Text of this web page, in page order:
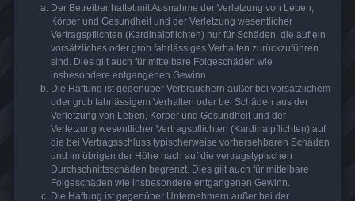
Der Betreiber haftet mit Ausnahme der Verletzung von Leben,
Körper und Gesundheit und der Verletzung wesentlicher
Vertragspflichten (Kardinalpflichten) nur für Schäden, die auf ein
vorsätzliches oder grob fahrlässiges Verhalten zurückzuführen
sind. Dies gilt auch für mittelbare Folgeschäden wie
insbesondere entgangenen Gewinn.
Die Haftung ist gegenüber Verbrauchern außer bei vorsätzlichem
oder grob fahrlässigem Verhalten oder bei Schäden aus der
Verletzung von Leben, Körper und Gesundheit und der
Verletzung wesentlicher Vertragspflichten (Kardinalpflichten) auf
die bei Vertragsschluss typischerweise vorhersehbaren Schäden
und im übrigen der Höhe nach auf die vertragstypischen
Durchschnittsschäden begrenzt. Dies gilt auch für mittelbare
Folgeschäden wie insbesondere entgangenen Gewinn.
Die Haftung ist gegenüber Unternehmern außer bei der